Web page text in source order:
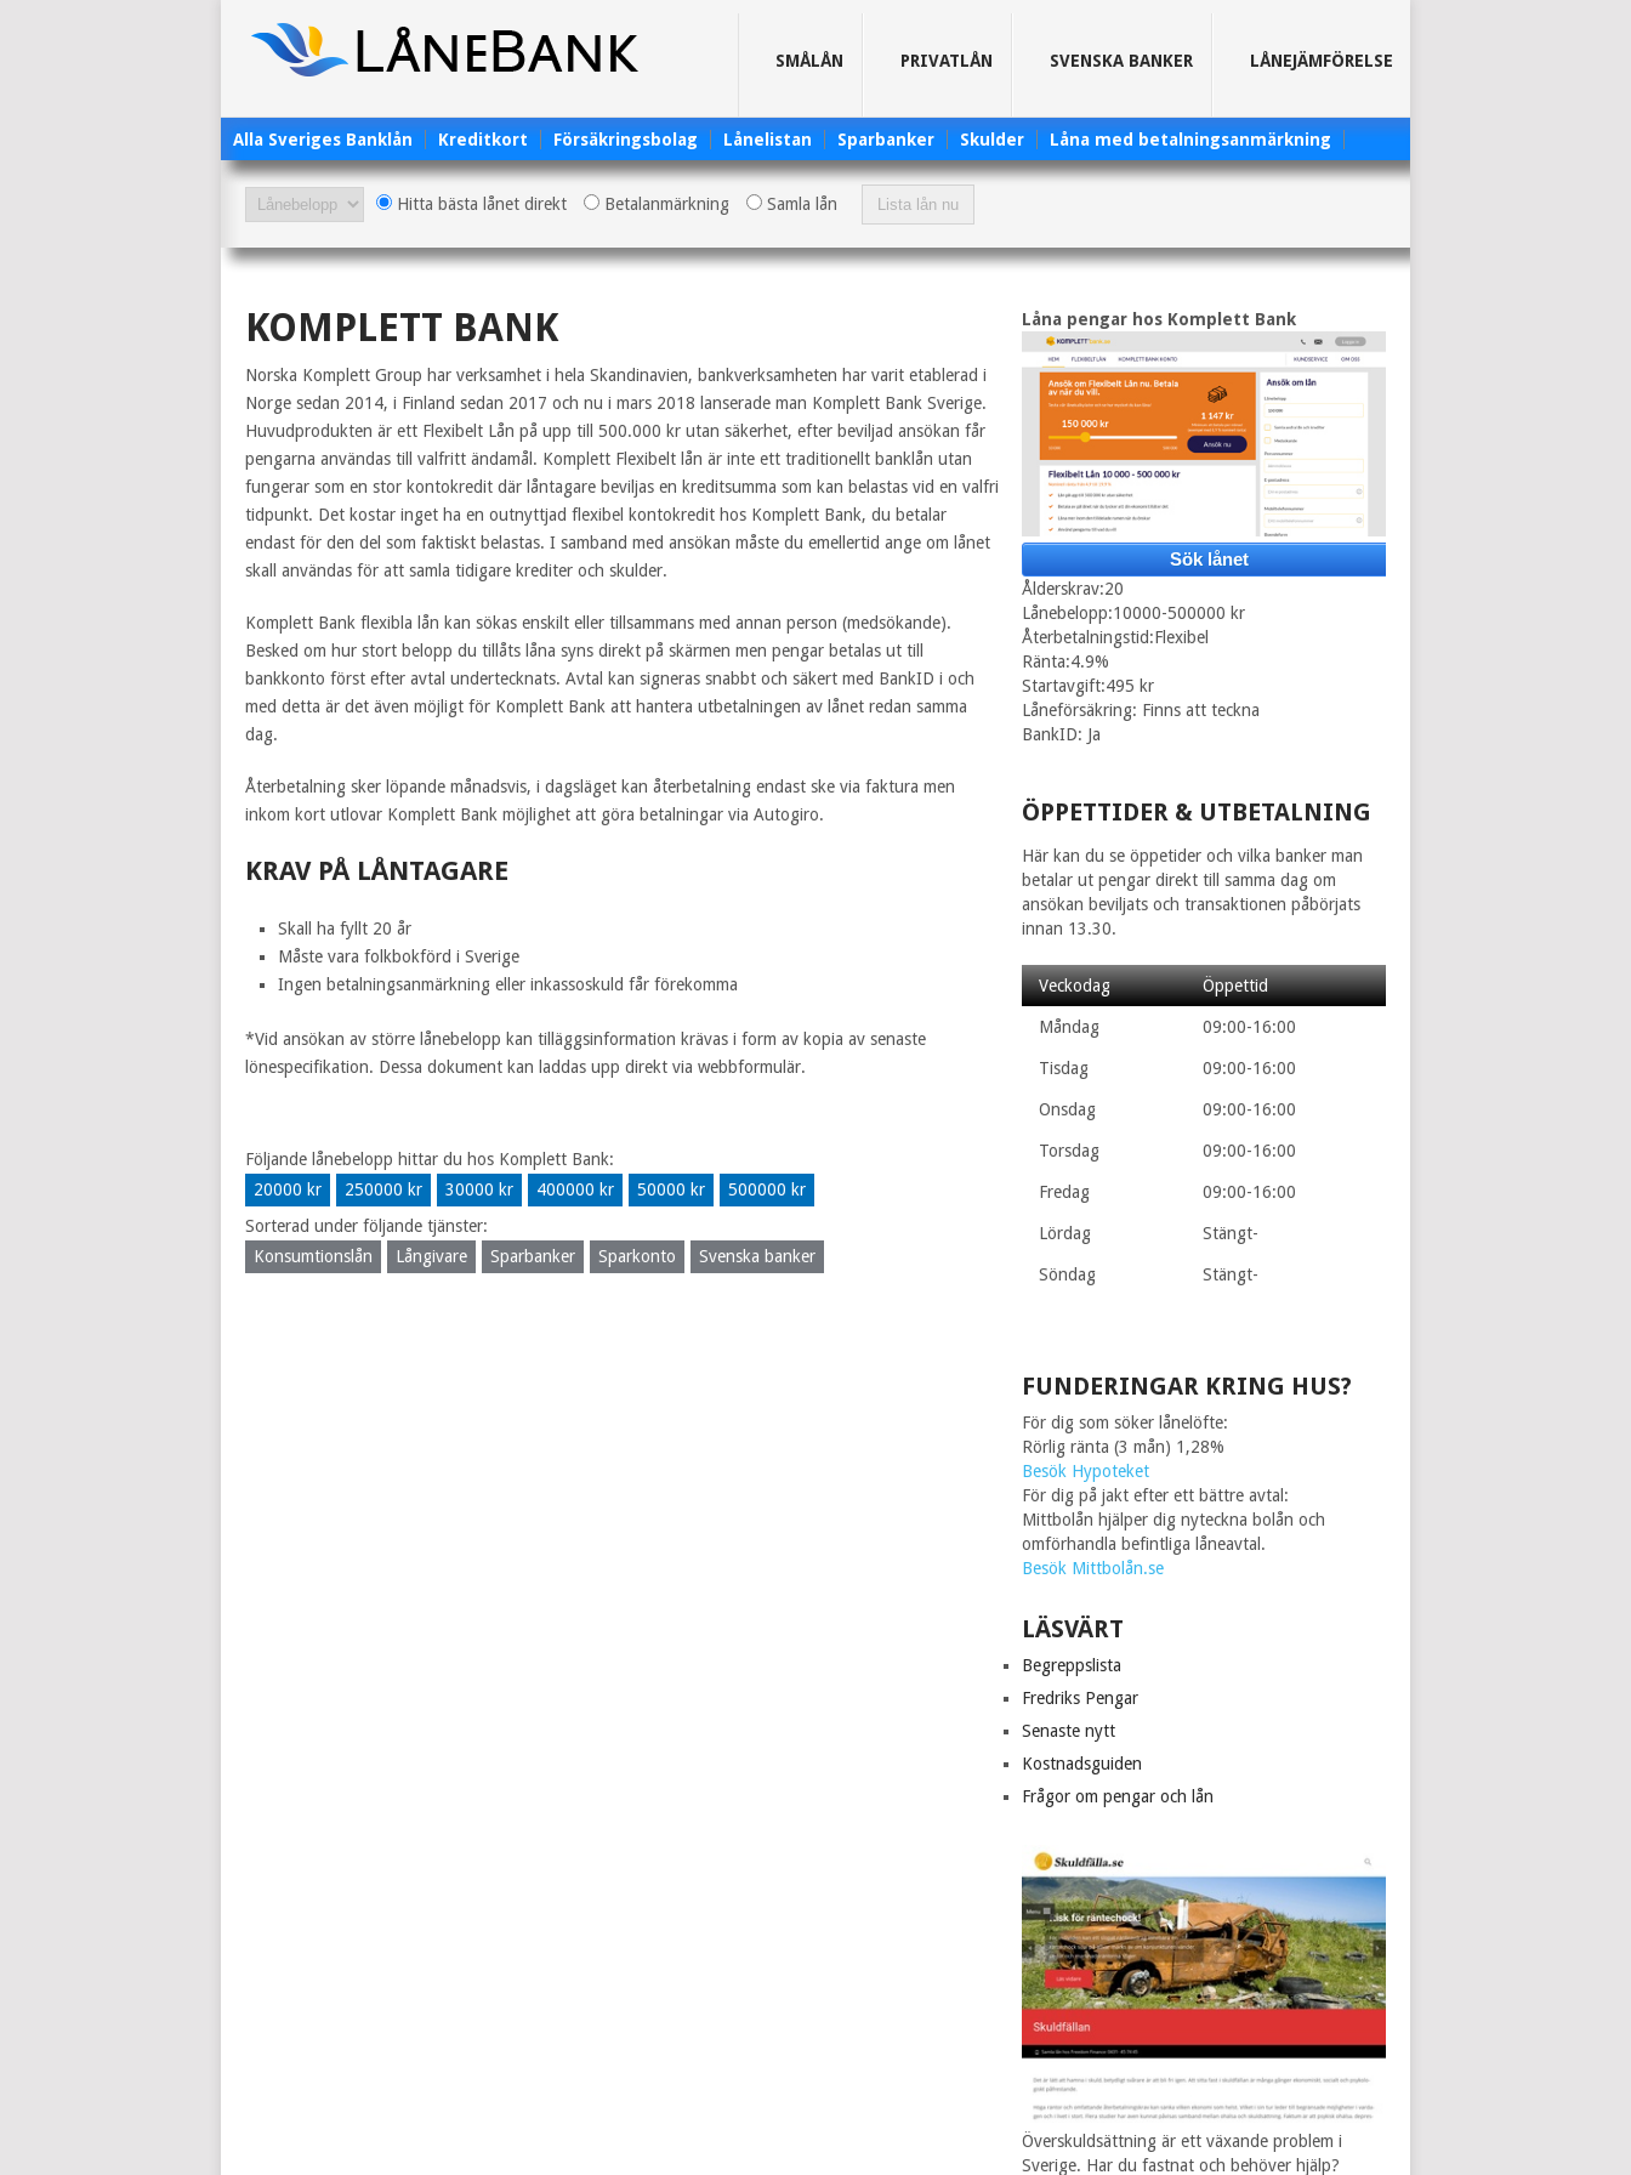
SMÅLÅN PRIVATLÅN SVENSKA BANKER LÅNEJÄMFÖRELSE
Alla Sveriges Banklån Kreditkort Försäkringsbolag Lånelistan Sparbanker Skulder Låna med betalningsanmärkning
Hitta bästa lånet direkt Betalanmärkning Samla lån
KOMPLETT BANK
Norska Komplett Group har verksamhet i hela Skandinavien, bankverksamheten har varit etablerad i
Norge sedan 2014, i Finland sedan 2017 och nu i mars 2018 lanserade man Komplett Bank Sverige.
Huvudprodukten är ett Flexibelt Lån på upp till 500.000 kr utan säkerhet, efter beviljad ansökan får
pengarna användas till valfritt ändamål. Komplett Flexibelt lån är inte ett traditionellt banklån utan
fungerar som en stor kontokredit där låntagare beviljas en kreditsumma som kan belastas vid en valfri
tidpunkt. Det kostar inget ha en outnyttjad flexibel kontokredit hos Komplett Bank, du betalar
endast för den del som faktiskt belastas. I samband med ansökan måste du emellertid ange om lånet
skall användas för att samla tidigare krediter och skulder.
Komplett Bank flexibla lån kan sökas enskilt eller tillsammans med annan person (medsökande).
Besked om hur stort belopp du tillåts låna syns direkt på skärmen men pengar betalas ut till
bankkonto först efter avtal undertecknats. Avtal kan signeras snabbt och säkert med BankID i och
med detta är det även möjligt för Komplett Bank att hantera utbetalningen av lånet redan samma
dag.
Återbetalning sker löpande månadsvis, i dagsläget kan återbetalning endast ske via faktura men
inkom kort utlovar Komplett Bank möjlighet att göra betalningar via Autogiro.
KRAV PÅ LÅNTAGARE
Skall ha fyllt 20 år
Måste vara folkbokförd i Sverige
Ingen betalningsanmärkning eller inkassoskuld får förekomma
*Vid ansökan av större lånebelopp kan tilläggsinformation krävas i form av kopia av senaste
lönespecifikation. Dessa dokument kan laddas upp direkt via webbformulär.
Följande lånebelopp hittar du hos Komplett Bank:
20000 kr
250000 kr 30000 kr 400000 kr 50000 kr
500000 kr
Sorterad under följande tjänster:
Konsumtionslån
Långivare Sparbanker Sparkonto Svenska banker
Låna pengar hos Komplett Bank
Sök lånet
Ålderskrav:20
Lånebelopp:10000-500000 kr
Återbetalningstid:Flexibel
Ränta:4.9%
Startavgift:495 kr
Låneförsäkring: Finns att teckna
BankID: Ja
ÖPPETTIDER & UTBETALNING
Här kan du se öppetider och vilka banker man
betalar ut pengar direkt till samma dag om
ansökan beviljats och transaktionen påbörjats
innan 13.30.
Veckodag Öppettid
Måndag 09:00-16:00
Tisdag 09:00-16:00
Onsdag 09:00-16:00
Torsdag 09:00-16:00
Fredag 09:00-16:00
Lördag Stängt-
Söndag Stängt-
FUNDERINGAR KRING HUS?
För dig som söker lånelöfte:
Rörlig ränta (3 mån) 1,28%
Besök Hypoteket
För dig på jakt efter ett bättre avtal:
Mittbolån hjälper dig nyteckna bolån och
omförhandla befintliga låneavtal.
Besök Mittbolån.se
LÄSVÄRT
Begreppslista
Fredriks Pengar
Senaste nytt
Kostnadsguiden
Frågor om pengar och lån
Överskuldsättning är ett växande problem i
Sverige. Har du fastnat och behöver hjälp?